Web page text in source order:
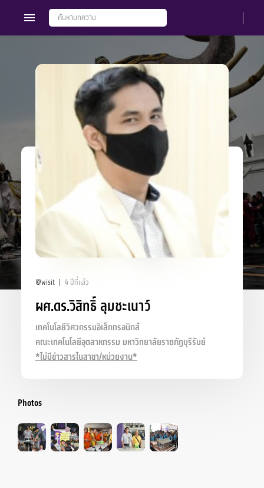
@wisit 4 ปีที่แล้ว
ผศ.ดร.วิสิทธิ์ ลุมชะเนาว์
เทคโนโลยีวิศวกรรมอิเล็กทรอนิกส์
คณะเทคโนโลยีอุตสาหกรรม มหาวิทยาลัยราชภัฏบุรีรัมย์
*ไม่มีข่าวสารในสาขา/หน่วยงาน*
Photos
Groups